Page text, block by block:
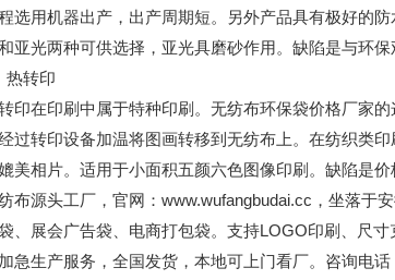
选用机器出产，出产周期短。另外产品具有极好的
亚光两种可供选择，亚光具磨砂作用。缺陷是与环保
转印
在印刷中属于特种印刷。无纺布环保袋价格厂家的
经过转印设备加温将图画转移到无纺布上。在纺织类
美相片。适用于小面积五颜六色图像印刷。缺陷是价
布源头工厂，官网：www.wufangbudai.cc，坐落于
、展会广告袋、电商打包袋。支持LOGO印刷、尺
急生产服务，全国发货，本地可上门看厂。咨询电话